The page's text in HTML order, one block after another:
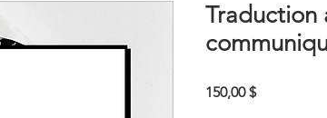
Traduction
150,00 $Prix